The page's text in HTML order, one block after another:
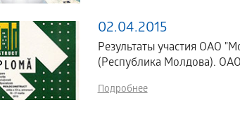
02.04.2015
Результаты участия ОАО
(Республика Молдова).
Подробнее